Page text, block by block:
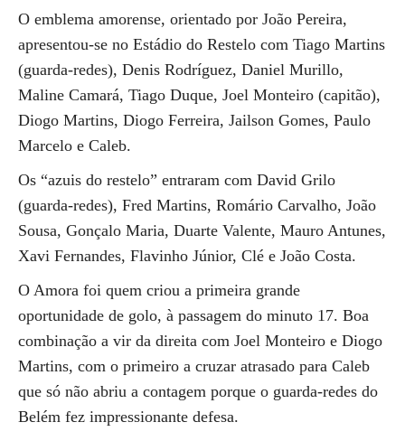
O emblema amorense, orientado por João Pereira,
apresentou-se no Estádio do Restelo com Tiago Martins
(guarda-redes), Denis Rodríguez, Daniel Murillo,
Maline Camará, Tiago Duque, Joel Monteiro (capitão),
Diogo Martins, Diogo Ferreira, Jailson Gomes, Paulo
Marcelo e Caleb.
Os “azuis do restelo” entraram com David Grilo
(guarda-redes), Fred Martins, Romário Carvalho, João
Sousa, Gonçalo Maria, Duarte Valente, Mauro Antunes,
Xavi Fernandes, Flavinho Júnior, Clé e João Costa.
O Amora foi quem criou a primeira grande
oportunidade de golo, à passagem do minuto 17. Boa
combinação a vir da direita com Joel Monteiro e Diogo
Martins, com o primeiro a cruzar atrasado para Caleb
que só não abriu a contagem porque o guarda-redes do
Belém fez impressionante defesa.